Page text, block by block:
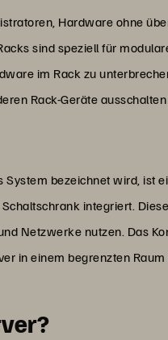
Hardware ohne
sind speziell für
im Rack zu
Rack-Geräte
System bezeichnet wird, ist
integriert.
Netzwerke nutzen. Das
in einem begrenzten